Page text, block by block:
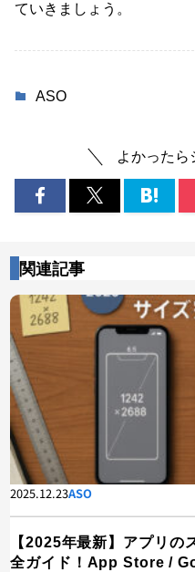
ていきましょう。
ASO
よかったら
関連記事
2025.12.23ASO
【2025年最新】アプリの
全ガイド！App Store /